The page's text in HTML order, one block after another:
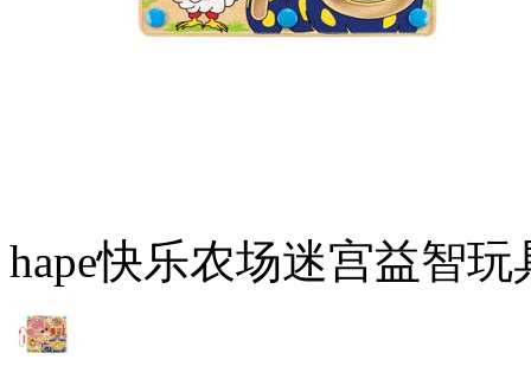
hape快乐农场迷宫益智玩